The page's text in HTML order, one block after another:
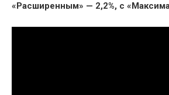
«Расширенным» — 2,2%, с